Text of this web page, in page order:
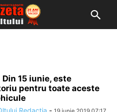
15 iunie, este
pentru toate aceste
Redactia -